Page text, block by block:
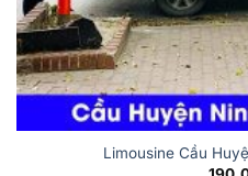
Limousine Cầu